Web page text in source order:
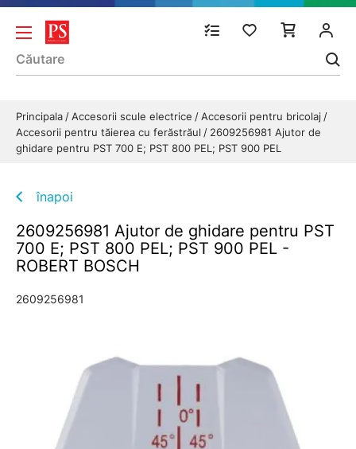
Principala Accesorii scule electrice
Accesorii pentru bricolaj
Accesorii pentru tăierea cu ferăstrăul
2609256981 Ajutor de
ghidare pentru PST 700 E; PST 800 PEL; PST 900 PEL
înapoi
2609256981 Ajutor de ghidare pentru PST
700 E; PST 800 PEL; PST 900 PEL -
ROBERT BOSCH
2609256981